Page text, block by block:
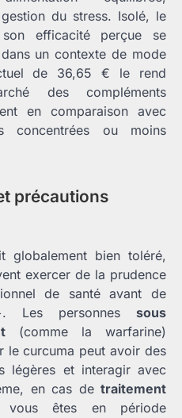
du stress. Isolé, le
efficacité perçue se
un contexte de mode
de 36,65 € le rend
des compléments
en comparaison avec
concentrées ou moins
précautions
globalement bien toléré,
exercer de la prudence
de santé avant de
Les personnes sous
(comme la warfarine)
le curcuma peut avoir des
légères et interagir avec
en cas de traitement
êtes en période